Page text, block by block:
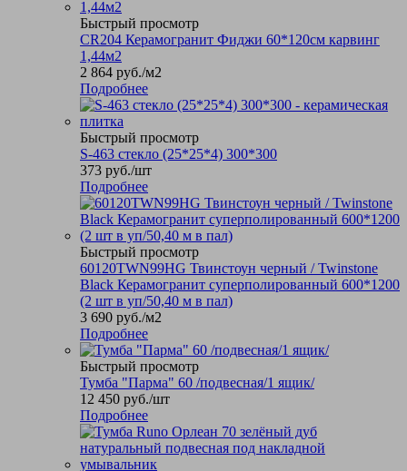
Быстрый просмотр
CR204 Керамогранит Фиджи 60*120см карвинг
1,44м2
2 864 руб./м2
Подробнее
Быстрый просмотр
S-463 стекло (25*25*4) 300*300
373 руб./шт
Подробнее
Быстрый просмотр
60120TWN99HG Твинстоун черный / Twinstone
Black Керамогранит суперполированный 600*1200
(2 шт в уп/50,40 м в пал)
3 690 руб./м2
Подробнее
Быстрый просмотр
Тумба "Парма" 60 /подвесная/1 ящик/
12 450 руб./шт
Подробнее